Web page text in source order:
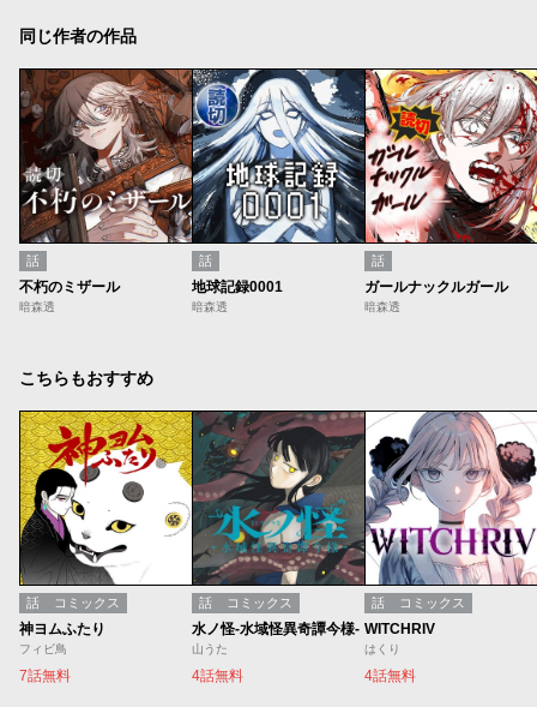
同じ作者の作品
話
不朽のミザール
暗森透
話
地球記録0001
暗森透
話
ガールナックルガール
暗森透
こちらもおすすめ
話 コミックス
神ヨムふたり
フィビ鳥
7話無料
話 コミックス
水ノ怪-水域怪異奇譚今様-
山うた
4話無料
話 コミックス
WITCHRIV
はくり
4話無料